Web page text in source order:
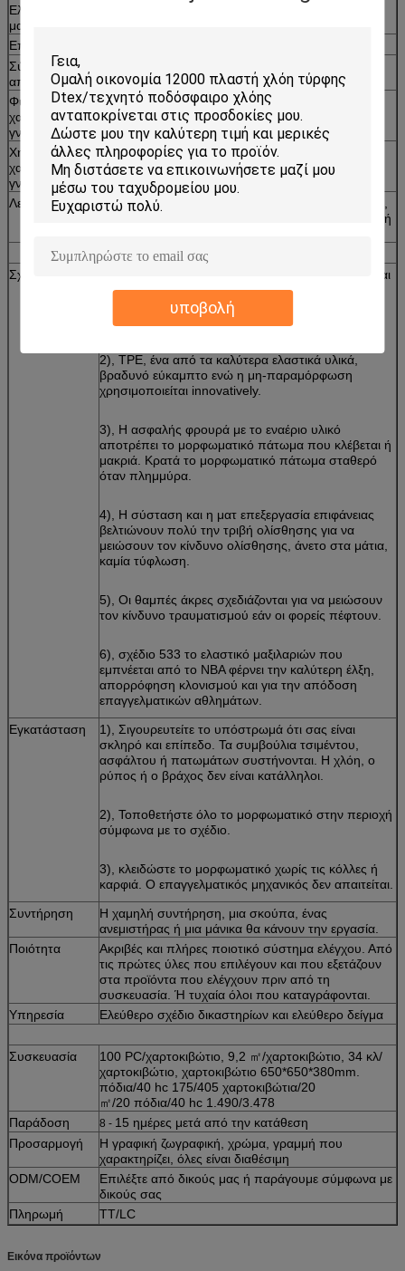
υποβολή
Ελαστικό
μαξιλάρι
Επιφάνεια
Σύστημα
αποξηράνσεων συγκέντρωση στην επιφάνεια
Φυσικό
χαρακτηριστικό
γνώρισμα
Σκληρή, χαμηλή αντανάκλαση θερμότητας, καμία
αποφλοίωση, κανένα ράγισμα, καμία τύφλωση,
κανένας δύσοσμος,
Χημικό
χαρακτηριστικό
γνώρισμα
Καμία επιβλαβής ουσία, αντι-UV, antioxidation,
αντιδιαβρωτικό, πυρκαγιά - καθυστερών,
Λειτουργία
Η απορρόφηση κλονισμού, μείωση θορύβου, έλξη,
εύκολη εγκατάσταση και αποσυναρμολογεί, χαμηλή
Σχέδιο
1), Η διαγώνια δομή στην πίσω πλευρά σχεδιάζεται
για την υψηλότερη χωρητικότητα φορτίων
αρκούδων και καλύτερα την αποθήκευση. Η πίεση
θα απελευθερωθεί averagely στο υπόστρωμα.
2), TPE, ένα από τα καλύτερα ελαστικά υλικά,
βραδυνό εύκαμπτο ενώ η μη-παραμόρφωση
χρησιμοποιείται innovatively.
3), Η ασφαλής φρουρά με το εναέριο υλικό
αποτρέπει το μορφωματικό πάτωμα που κλέβεται ή
μακριά. Κρατά το μορφωματικό πάτωμα σταθερό
όταν πλημμύρα.
4), Η σύσταση και η ματ επεξεργασία επιφάνειας
βελτιώνουν πολύ την τριβή ολίσθησης για να
μειώσουν τον κίνδυνο ολίσθησης, άνετο στα μάτια,
καμία τύφλωση.
5), Οι θαμπές άκρες σχεδιάζονται για να μειώσουν
τον κίνδυνο τραυματισμού εάν οι φορείς πέφτουν.
6), σχέδιο 533 το ελαστικό μαξιλαριών που
εμπνέεται από το ΝΒΑ φέρνει την καλύτερη έλξη,
απορρόφηση κλονισμού και για την απόδοση
επαγγελματικών αθλημάτων.
Εγκατάσταση
1), Σιγουρευτείτε το υπόστρωμά ότι σας είναι
σκληρό και επίπεδο. Τα συμβούλια τσιμέντου,
ασφάλτου ή πατωμάτων συστήνονται. Η χλόη, ο
ρύπος ή ο βράχος δεν είναι κατάλληλοι.
2), Τοποθετήστε όλο το μορφωματικό στην περιοχή
σύμφωνα με το σχέδιο.
3), κλειδώστε το μορφωματικό χωρίς τις κόλλες ή
καρφιά. Ο επαγγελματικός μηχανικός δεν απαιτείται.
Συντήρηση
Η χαμηλή συντήρηση, μια σκούπα, ένας
ανεμιστήρας ή μια μάνικα θα κάνουν την εργασία.
Ποιότητα
Ακριβές και πλήρες ποιοτικό σύστημα ελέγχου. Από
τις πρώτες ύλες που επιλέγουν και που εξετάζουν
στα προϊόντα που ελέγχουν πριν από τη
συσκευασία. Ή τυχαία όλοι που καταγράφονται.
Υπηρεσία
Ελεύθερο σχέδιο δικαστηρίων και ελεύθερο δείγμα
Συσκευασία
100 PC/χαρτοκιβώτιο, 9,2 ㎡/χαρτοκιβώτιο, 34 κλ/
χαρτοκιβώτιο, χαρτοκιβώτιο 650*650*380mm.
πόδια/40 hc 175/405 χαρτοκιβώτια/20
㎡/20 πόδια/40 hc 1.490/3.478
Παράδοση
8 - 15 ημέρες μετά από την κατάθεση
Προσαρμογή
Η γραφική ζωγραφική, χρώμα, γραμμή που
χαρακτηρίζει, όλες είναι διαθέσιμη
ODM/COEM
Επιλέξτε από δικούς μας ή παράγουμε σύμφωνα με
δικούς σας
Πληρωμή
TT/LC
Εικόνα προϊόντων